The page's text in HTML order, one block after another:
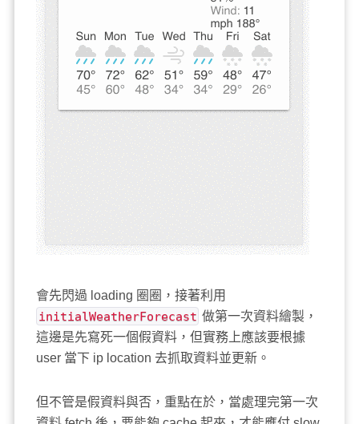
會先閃過 loading 圈圈，接著利用
initialWeatherForecast 做第一次資料繪製，
這邊是先寫死一個假資料，但實務上應該要根據
user 當下 ip location 去抓取資料並更新。
但不管是假資料與否，重點在於，當處理完第一次